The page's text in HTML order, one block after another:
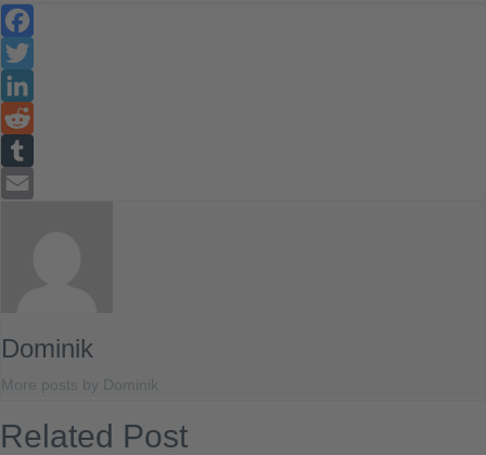
Facebook
Twitter
LinkedIn
Reddit
Tumblr
Dominik
More posts by Dominik
Related Post